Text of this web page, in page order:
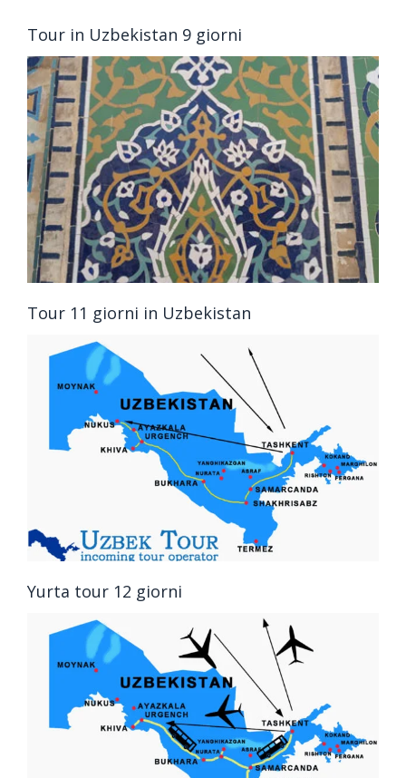
Tour in Uzbekistan 9 giorni
Tour 11 giorni in Uzbekistan
Yurta tour 12 giorni